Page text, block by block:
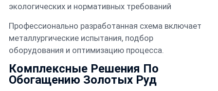
экологических и нормативных требований
Профессионально разработанная схема включает
металлургические испытания, подбор
оборудования и оптимизацию процесса.
Комплексные Решения По
Обогащению Золотых Руд